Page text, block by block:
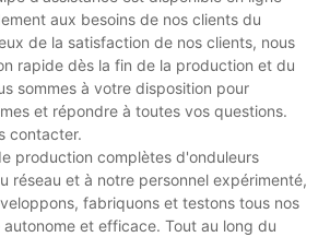
aux besoins de nos clients du
de la satisfaction de nos clients, nous
rapide dès la fin de la production et du
sommes à votre disposition pour
et répondre à toutes vos questions.
contacter.
production complètes d'onduleurs
réseau et à notre personnel expérimenté,
fabriquons et testons tous nos
et efficace. Tout au long du